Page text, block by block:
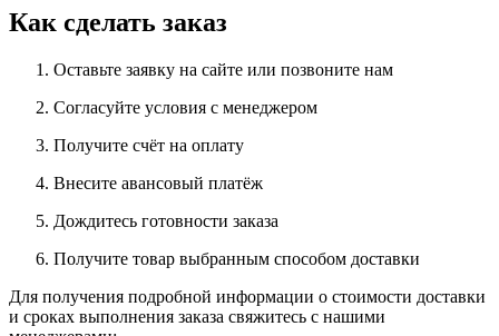
Как сделать заказ
Оставьте заявку на сайте или позвоните нам
Согласуйте условия с менеджером
Получите счёт на оплату
Внесите авансовый платёж
Дождитесь готовности заказа
Получите товар выбранным способом доставки
Для получения подробной информации о стоимости доставки
и сроках выполнения заказа свяжитесь с нашими